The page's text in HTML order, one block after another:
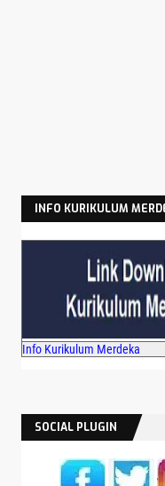
INFO KURIKULUM
Info Kurikulum Merdeka
SOCIAL PLUGIN